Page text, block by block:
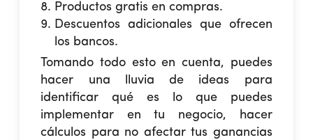
Productos gratis en compras.
Descuentos adicionales que ofrecen
los bancos.
Tomando todo esto en cuenta, puedes
hacer una lluvia de ideas para
identificar qué es lo que puedes
implementar en tu negocio, hacer
cálculos para no afectar tus ganancias